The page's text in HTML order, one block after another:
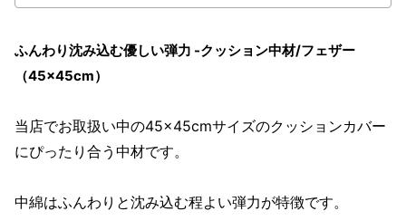
ふんわり沈み込む優しい弾力 -クッション中材/フェザー
（45×45cm）
当店でお取扱い中の45×45cmサイズのクッションカバー
にぴったり合う中材です。
中綿はふんわりと沈み込む程よい弾力が特徴です。